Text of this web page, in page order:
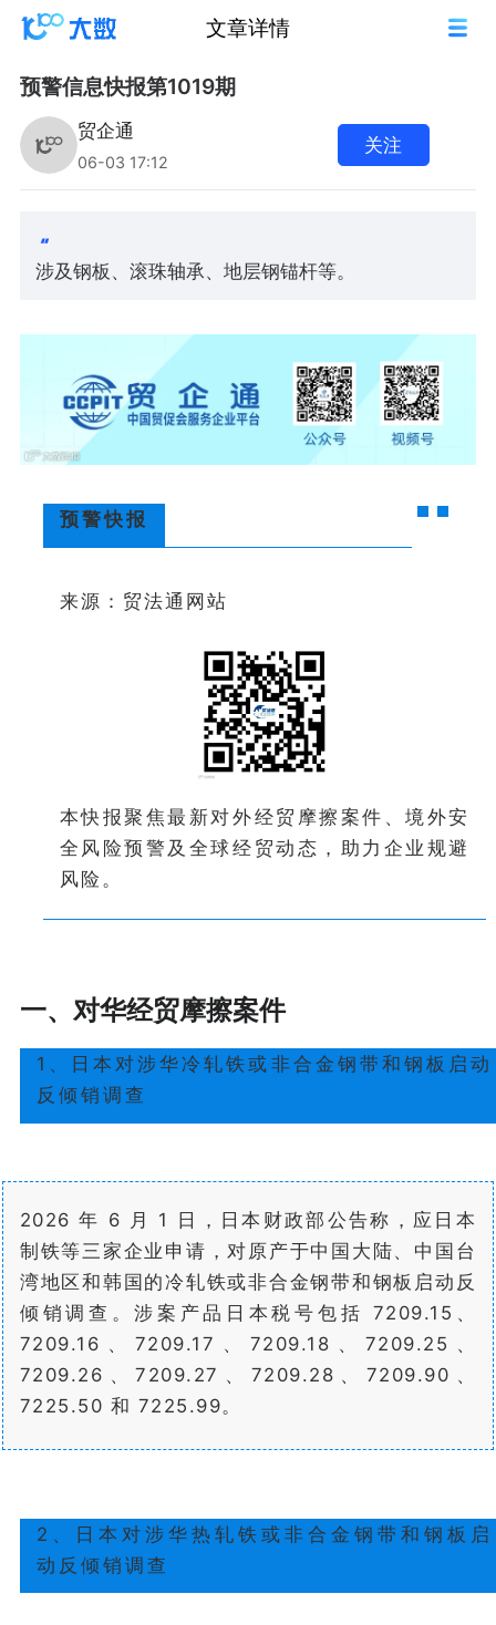
文章详情
预警信息快报第1019期
贸企通
06-03 17:12
关注
涉及钢板、滚珠轴承、地层钢锚杆等。
预警快报
来源：贸法通网站
本快报聚焦最新对外经贸摩擦案件、境外安
全风险预警及全球经贸动态，助力企业规避
风险。
一、对华经贸摩擦案件
1、日本对涉华冷轧铁或非合金钢带和钢板启动
反倾销调查
2026 年 6 月 1 日，日本财政部公告称，应日本
制铁等三家企业申请，对原产于中国大陆、中国台
湾地区和韩国的冷轧铁或非合金钢带和钢板启动反
倾销调查。涉案产品日本税号包括 7209.15、
7209.16、7209.17、7209.18、7209.25、
7209.26、7209.27、7209.28、7209.90、
7225.50 和 7225.99。
2、日本对涉华热轧铁或非合金钢带和钢板启
动反倾销调查